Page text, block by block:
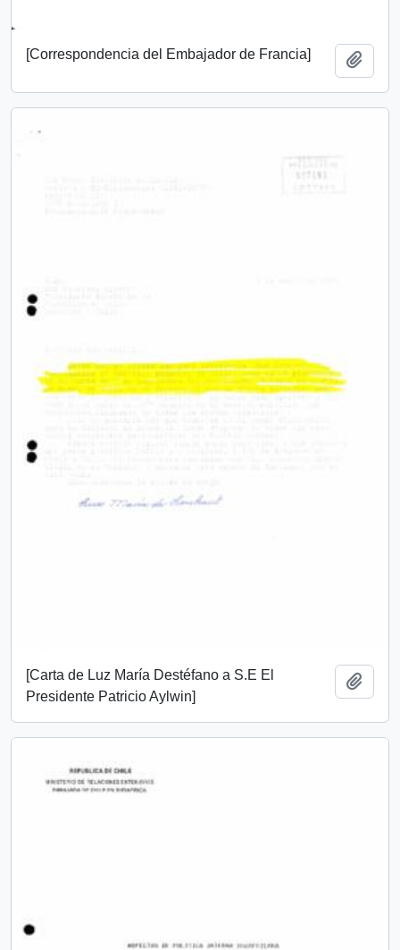
[Correspondencia del Embajador de Francia]
[Carta de Luz María Destéfano a S.E El
Presidente Patricio Aylwin]